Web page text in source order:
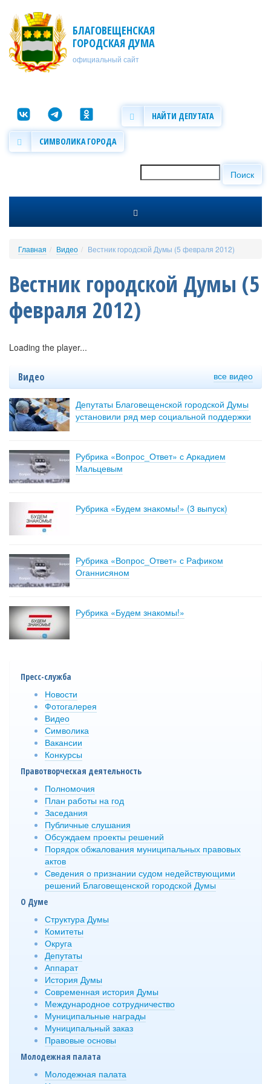
БЛАГОВЕЩЕНСКАЯ
ГОРОДСКАЯ ДУМА
официальный сайт
НАЙТИ ДЕПУТАТА
СИМВОЛИКА ГОРОДА
Форма поиска
Поиск
Главная Видео Вестник городской Думы (5 февраля 2012)
Вестник городской Думы (5
февраля 2012)
Loading the player...
Видео все видео
Депутаты Благовещенской городской Думы
установили ряд мер социальной поддержки
Рубрика «Вопрос_Ответ» с Аркадием
Мальцевым
Рубрика «Будем знакомы!» (3 выпуск)
Рубрика «Вопрос_Ответ» с Рафиком
Оганнисяном
Рубрика «Будем знакомы!»
Пресс-служба
Новости
Фотогалерея
Видео
Символика
Вакансии
Конкурсы
Правотворческая деятельность
Полномочия
План работы на год
Заседания
Публичные слушания
Обсуждаем проекты решений
Порядок обжалования муниципальных правовых
актов
Сведения о признании судом недействующими
решений Благовещенской городской Думы
О Думе
Структура Думы
Комитеты
Округа
Депутаты
Аппарат
История Думы
Современная история Думы
Международное сотрудничество
Муниципальные награды
Муниципальный заказ
Правовые основы
Молодежная палата
Молодежная палата